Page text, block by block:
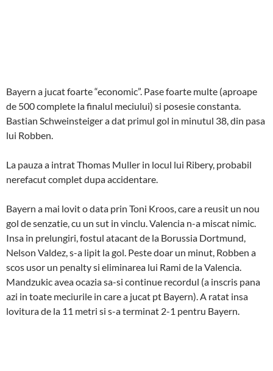
Bayern a jucat foarte “economic”. Pase foarte multe (aproape
de 500 complete la finalul meciului) si posesie constanta.
Bastian Schweinsteiger a dat primul gol in minutul 38, din pasa
lui Robben.
La pauza a intrat Thomas Muller in locul lui Ribery, probabil
nerefacut complet dupa accidentare.
Bayern a mai lovit o data prin Toni Kroos, care a reusit un nou
gol de senzatie, cu un sut in vinclu. Valencia n-a miscat nimic.
Insa in prelungiri, fostul atacant de la Borussia Dortmund,
Nelson Valdez, s-a lipit la gol. Peste doar un minut, Robben a
scos usor un penalty si eliminarea lui Rami de la Valencia.
Mandzukic avea ocazia sa-si continue recordul (a inscris pana
azi in toate meciurile in care a jucat pt Bayern). A ratat insa
lovitura de la 11 metri si s-a terminat 2-1 pentru Bayern.